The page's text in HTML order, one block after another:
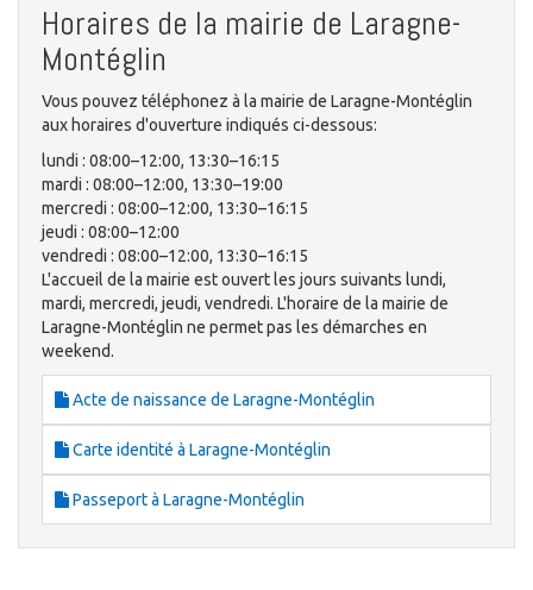
Horaires de la mairie de Laragne-
Montéglin
Vous pouvez téléphonez à la mairie de Laragne-Montéglin
aux horaires d'ouverture indiqués ci-dessous:
lundi : 08:00–12:00, 13:30–16:15
mardi : 08:00–12:00, 13:30–19:00
mercredi : 08:00–12:00, 13:30–16:15
jeudi : 08:00–12:00
vendredi : 08:00–12:00, 13:30–16:15
L'accueil de la mairie est ouvert les jours suivants lundi,
mardi, mercredi, jeudi, vendredi. L'horaire de la mairie de
Laragne-Montéglin ne permet pas les démarches en
weekend.
Acte de naissance de Laragne-Montéglin
Carte identité à Laragne-Montéglin
Passeport à Laragne-Montéglin